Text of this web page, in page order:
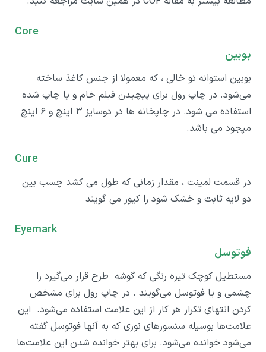
Core
بوبین
بوبین استوانه تو خالی ، که معمولا از جنس کاغذ ساخته
می‌شود. در چاپ رول برای پیچیدن فیلم خام و یا چاپ شده
استفاده می شود. در چاپخانه ها در دوسایز ۳ اینچ و ۶ اینچ
مپجود می باشد.
Cure
در قسمت لمینت ، مقدار زمانی که طول می کشد چسب بین
دو لایه ثابت و خشک شود را کیور می گویند
Eyemark
فوتوسل
مستطیل کوچک تیره رنگی که گوشه طرح قرار می‌گیرد را
چشمی و یا فوتوسل می‌گویند . در چاپ رول برای مشخص
کردن انتهای تکرار هر کار از این علامت استفاده می‌شود. این
علامت‌ها بوسیله سنسورهای نوری که به آنها فوتوسل گفته
می‌شود خوانده می‌شود. برای بهتر خوانده شدن این علامت‌ها